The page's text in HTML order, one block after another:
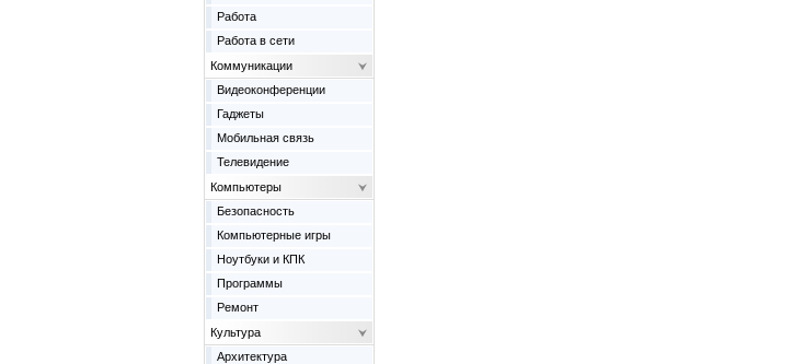
Работа
Работа в сети
Коммуникации
Видеоконференции
Гаджеты
Мобильная связь
Телевидение
Компьютеры
Безопасность
Компьютерные игры
Ноутбуки и КПК
Программы
Ремонт
Культура
Архитектура